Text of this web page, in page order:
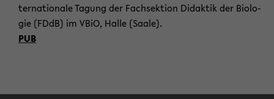
ter­na­tio­na­le Ta­gung der Fach­sek­ti­on Di­dak­tik der Bio­lo­
gie (FDdB) im VBiO, Halle (Saale).
PUB